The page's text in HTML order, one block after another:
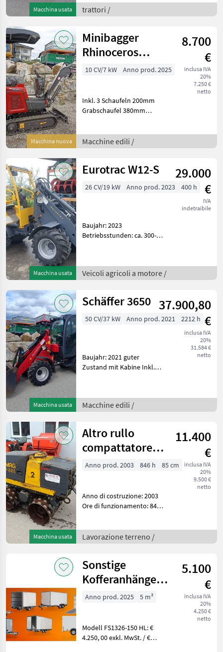
Macchina usata trattori /
Macchina nuova
Minibagger
Rhinoceros
KS10-9 (XN10-9)
8.700
€
inclusa IVA
20%
7.250 €
netto
10 CV/7 kW Anno prod. 2025
Inkl. 3 Schaufeln 200mm
Grabschaufel 380mm
mech. Steingreifer Modell:
XN10 Marke: RHINOCEROS
Macchine edili /
Macchina usata
Eurotrac W12-S
29.000
€
IVA
indetraibile
26 CV/19 kW Anno prod. 2023 400 h
Baujahr: 2023
Betriebsstunden: ca. 300-
industrielle Zwecke.
Serienmäßig ausgestattet
Veicoli agricoli a motore /
Macchina usata
Schäffer 3650 37.900,80
€
inclusa IVA
20%
31.584 €
netto
50 CV/37 kW Anno prod. 2021 2212 h
Baujahr: 2021 guter
Zustand mit Kabine Inkl.
Anfrage. Die in diesem
Produkt enthaltenen
Macchine edili /
Macchina usata
Altro rullo
compattatore
Bomag BMP 851
11.400
€
inclusa IVA
20%
9.500 €
netto
Anno prod. 2003 846 h 85 cm
Anno di costruzione: 2003
Ore di funzionamento: 846
Nessuna perdita d'olio
Pronta all'uso Comandi
Lavorazione terreno /
Sonstige
Kofferanhänger
ab € 5.100,00
5.100
€
inclusa IVA
20%
4.250 €
netto
Anno prod. 2025 5 m³
Modell FS1326-150 HL: €
4.250, 00 exkl. MwSt. / €